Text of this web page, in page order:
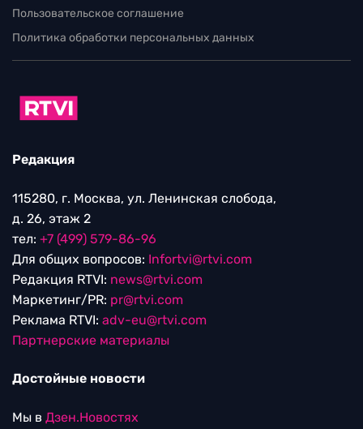
Пользовательское соглашение
Политика обработки персональных данных
Редакция
115280, г. Москва, ул. Ленинская слобода,
д. 26, этаж 2
тел: +7 (499) 579-86-96
Для общих вопросов: Infortvi@rtvi.com
Редакция RTVI: news@rtvi.com
Маркетинг/PR: pr@rtvi.com
Реклама RTVI: adv-eu@rtvi.com
Партнерские материалы
Достойные новости
Мы в Дзен.Новостях